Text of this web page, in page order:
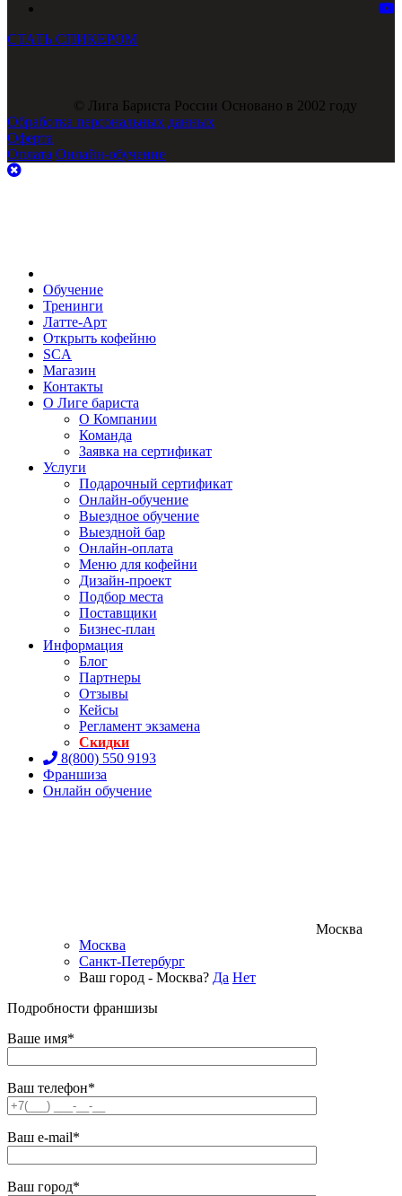
СТАТЬ СПИКЕРОМ
© Лига Бариста России Основано в 2002 году
Обработка персональных данных
Оферта
Оплата Онлайн-обучение
Обучение
Тренинги
Латте-Арт
Открыть кофейню
SCA
Магазин
Контакты
О Лиге бариста
О Компании
Команда
Заявка на сертификат
Услуги
Подарочный сертификат
Онлайн-обучение
Выездное обучение
Выездной бар
Онлайн-оплата
Меню для кофейни
Дизайн-проект
Подбор места
Поставщики
Бизнес-план
Информация
Блог
Партнеры
Отзывы
Кейсы
Регламент экзамена
Скидки
8(800) 550 9193
Франшиза
Онлайн обучение
Москва
Москва
Санкт-Петербург
Ваш город - Москва? Да Нет
Подробности франшизы
Ваше имя*
Ваш телефон*
Ваш e-mail*
Ваш город*